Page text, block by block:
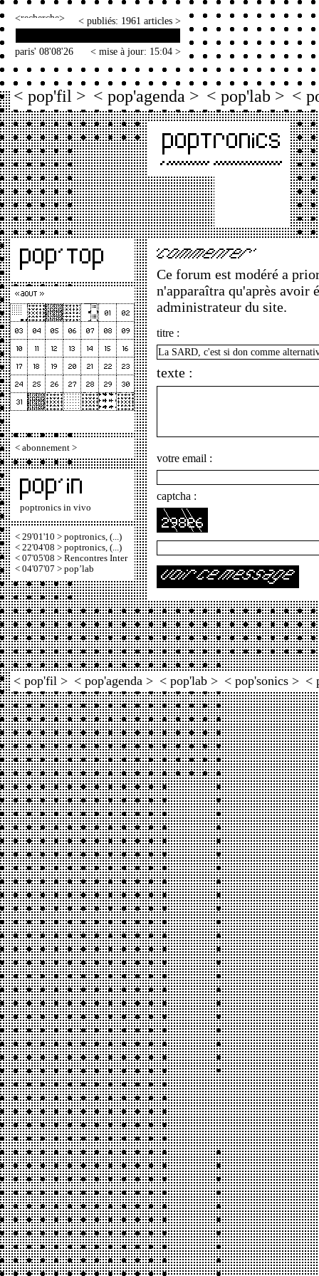
< > < publiés: 1961 articles >
paris' 08'08'26 < mise à jour: 15:04 >
< pop'fil > < pop'agenda > < pop'lab > <
< abonnement >
poptronics in vivo
< 29'01'10 > poptronics, (...)
< 22'04'08 > poptronics, (...)
< 07'05'08 > Rencontres Inter
< 04'07'07 > pop’lab
Ce forum est modéré a
n'apparaîtra qu'après avoir
administrateur du site.
titre :
texte :
votre email :
captcha :
< pop'fil > < pop'agenda > < pop'lab > < pop'sonics > <